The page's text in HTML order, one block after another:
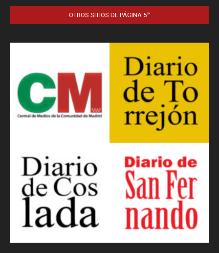
OTROS SITIOS DE PÁGINA 5™